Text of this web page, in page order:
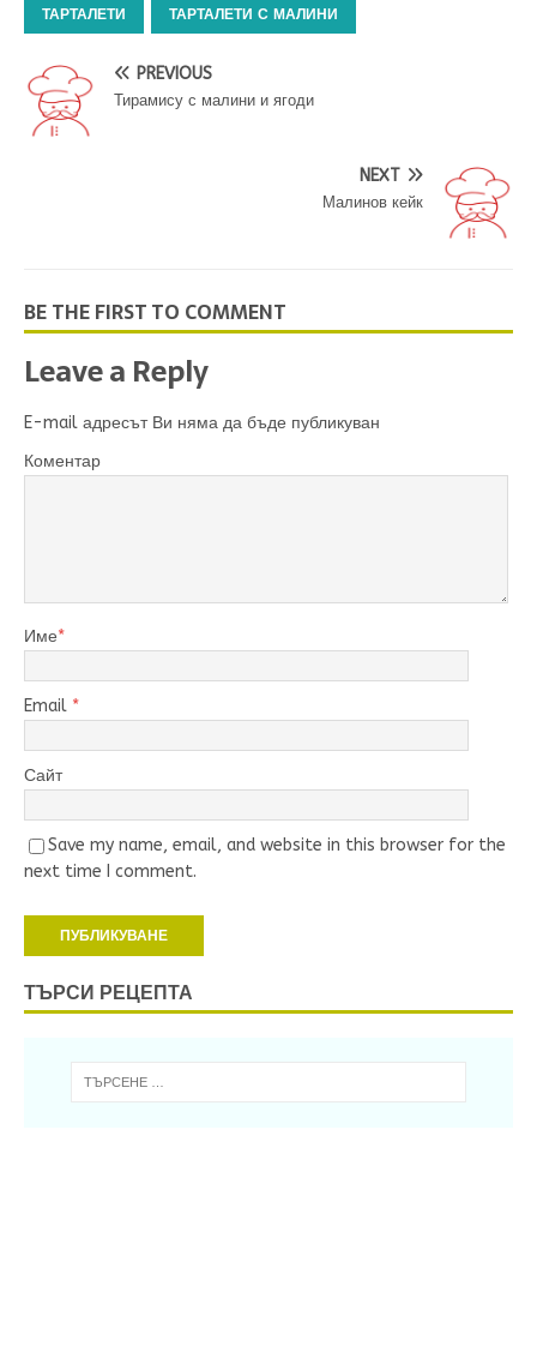
ТАРТАЛЕТИ ТАРТАЛЕТИ С МАЛИНИ
PREVIOUS
Тирамису с малини и ягоди
NEXT
Малинов кейк
BE THE FIRST TO COMMENT
Leave a Reply
E-mail адресът Ви няма да бъде публикуван
Коментар
Име*
Email *
Сайт
Save my name, email, and website in this browser for the
next time I comment.
ТЪРСИ РЕЦЕПТА